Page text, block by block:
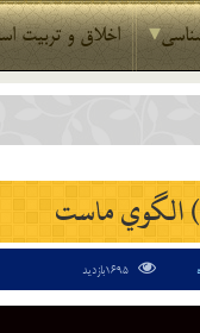
اخلاق و تربیت
الگوي ماست